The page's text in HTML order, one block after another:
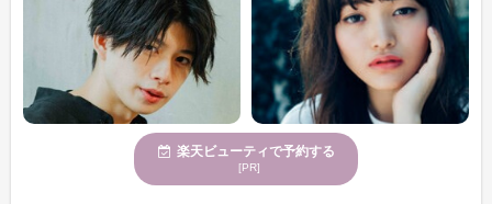
楽天ビューティで予約する
[PR]